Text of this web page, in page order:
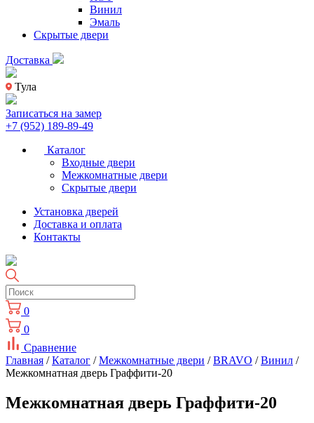
Винил
Эмаль
Скрытые двери
Доставка
Тула
Записаться на замер
+7 (952) 189-89-49
Каталог
Входные двери
Межкомнатные двери
Скрытые двери
Установка дверей
Доставка и оплата
Контакты
0
0
Сравнение
Главная /Каталог /Межкомнатные двери /BRAVO /Винил /
Межкомнатная дверь Граффити-20
Межкомнатная дверь Граффити-20